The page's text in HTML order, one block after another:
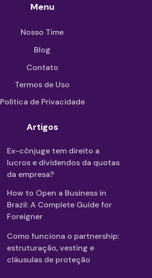
Menu
Nosso Time
Blog
Contato
Termos de Uso
Política de Privacidade
Artigos
Ex-cônjuge tem direito a
lucros e dividendos da quotas
da empresa?
How to Open a Business in
Brazil: A Complete Guide for
Foreigner
Como funciona o partnership:
estruturação, vesting e
cláusulas de proteção